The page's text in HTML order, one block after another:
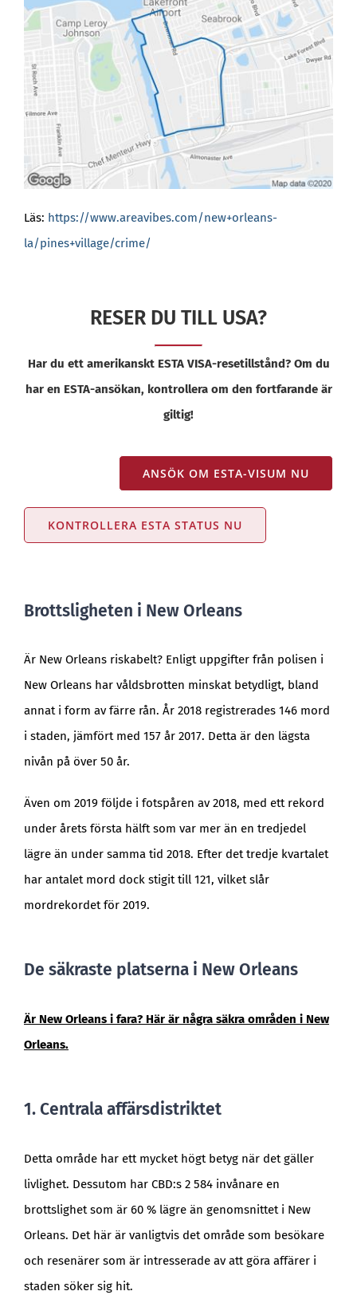
Läs: https://www.areavibes.com/new+orleans-
la/pines+village/crime/
RESER DU TILL USA?
Har du ett amerikanskt ESTA VISA-resetillstånd? Om du
har en ESTA-ansökan, kontrollera om den fortfarande är
giltig!
ANSÖK OM ESTA-VISUM NU
KONTROLLERA ESTA STATUS NU
Brottsligheten i New Orleans
Är New Orleans riskabelt? Enligt uppgifter från polisen i
New Orleans har våldsbrotten minskat betydligt, bland
annat i form av färre rån. År 2018 registrerades 146 mord
i staden, jämfört med 157 år 2017. Detta är den lägsta
nivån på över 50 år.
Även om 2019 följde i fotspåren av 2018, med ett rekord
under årets första hälft som var mer än en tredjedel
lägre än under samma tid 2018. Efter det tredje kvartalet
har antalet mord dock stigit till 121, vilket slår
mordrekordet för 2019.
De säkraste platserna i New Orleans
Är New Orleans i fara? Här är några säkra områden i New
Orleans.
1. Centrala affärsdistriktet
Detta område har ett mycket högt betyg när det gäller
livlighet. Dessutom har CBD:s 2 584 invånare en
brottslighet som är 60 % lägre än genomsnittet i New
Orleans. Det här är vanligtvis det område som besökare
och resenärer som är intresserade av att göra affärer i
staden söker sig hit.